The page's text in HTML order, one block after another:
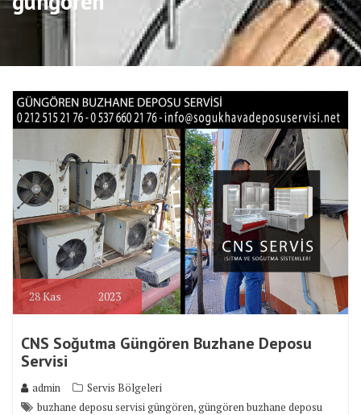
28Kas 2023
CNS Soğutma Güngören Buzhane Deposu
Servisi
admin
Servis Bölgeleri
buzhane deposu servisi güngören,güngören buzhane deposu